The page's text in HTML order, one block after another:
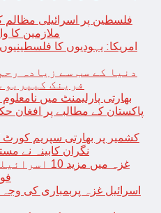
فلسطین پر اسرائیلی مظالم
ملازمین کا
امریکا: یہودیوں کا
دنیا کے سب سے زیادہ
فرینک کیپریو
بھارتی پارلیمنٹ میں
پاکستان کے مطالبے پر افغان
کشمیر پر بھارتی سپریم کورٹ
نگران کابینہ نے
اسرائیل غزہ پربمباری کی